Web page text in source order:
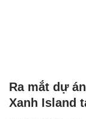
Ra mắt dự
Xanh Island